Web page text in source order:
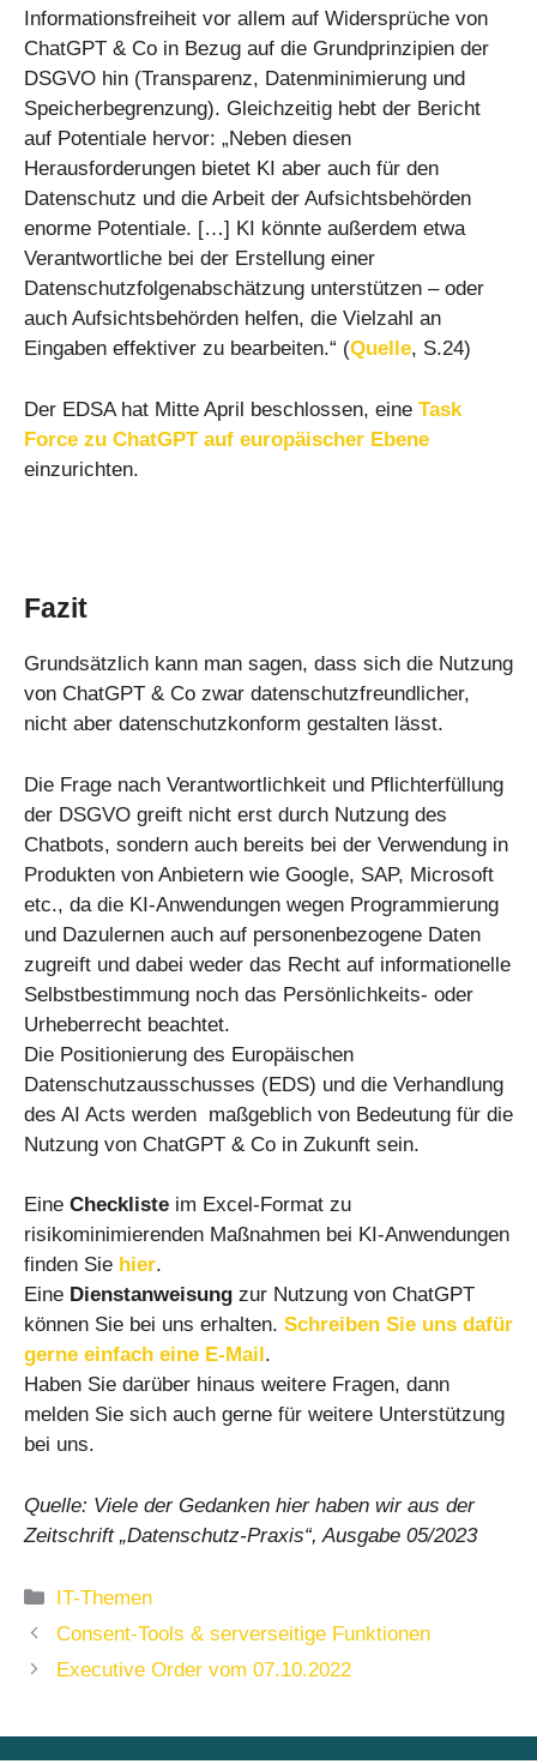
Informationsfreiheit vor allem auf Widersprüche von
ChatGPT & Co in Bezug auf die Grundprinzipien der
DSGVO hin (Transparenz, Datenminimierung und
Speicherbegrenzung). Gleichzeitig hebt der Bericht
auf Potentiale hervor: „Neben diesen
Herausforderungen bietet KI aber auch für den
Datenschutz und die Arbeit der Aufsichtsbehörden
enorme Potentiale. […] KI könnte außerdem etwa
Verantwortliche bei der Erstellung einer
Datenschutzfolgenabschätzung unterstützen – oder
auch Aufsichtsbehörden helfen, die Vielzahl an
Eingaben effektiver zu bearbeiten.“ (Quelle, S.24)
Der EDSA hat Mitte April beschlossen, eine Task
Force zu ChatGPT auf europäischer Ebene
einzurichten.
Fazit
Grundsätzlich kann man sagen, dass sich die Nutzung
von ChatGPT & Co zwar datenschutzfreundlicher,
nicht aber datenschutzkonform gestalten lässt.
Die Frage nach Verantwortlichkeit und Pflichterfüllung
der DSGVO greift nicht erst durch Nutzung des
Chatbots, sondern auch bereits bei der Verwendung in
Produkten von Anbietern wie Google, SAP, Microsoft
etc., da die KI-Anwendungen wegen Programmierung
und Dazulernen auch auf personenbezogene Daten
zugreift und dabei weder das Recht auf informationelle
Selbstbestimmung noch das Persönlichkeits- oder
Urheberrecht beachtet.
Die Positionierung des Europäischen
Datenschutzausschusses (EDS) und die Verhandlung
des AI Acts werden maßgeblich von Bedeutung für die
Nutzung von ChatGPT & Co in Zukunft sein.
Eine Checkliste im Excel-Format zu
risikominimierenden Maßnahmen bei KI-Anwendungen
finden Sie hier.
Eine Dienstanweisung zur Nutzung von ChatGPT
können Sie bei uns erhalten. Schreiben Sie uns dafür
gerne einfach eine E-Mail .
Haben Sie darüber hinaus weitere Fragen, dann
melden Sie sich auch gerne für weitere Unterstützung
bei uns.
Quelle: Viele der Gedanken hier haben wir aus der
Zeitschrift „Datenschutz-Praxis“, Ausgabe 05/2023
Kategorien
IT-Themen
Consent-Tools & serverseitige Funktionen
Executive Order vom 07.10.2022